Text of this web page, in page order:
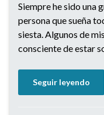
Siempre he sido una
persona que sueña
siesta. Algunos de
consciente de estar
Seguir leyendo